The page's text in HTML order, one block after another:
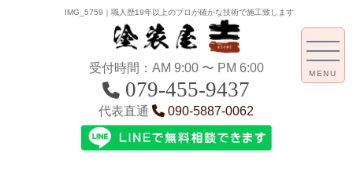
IMG_5759｜職人歴19年以上のプロが確かな技術で施工致します
受付時間：AM 9:00 〜 PM 6:00
079-455-9437
代表直通 090-5887-0062
MENU